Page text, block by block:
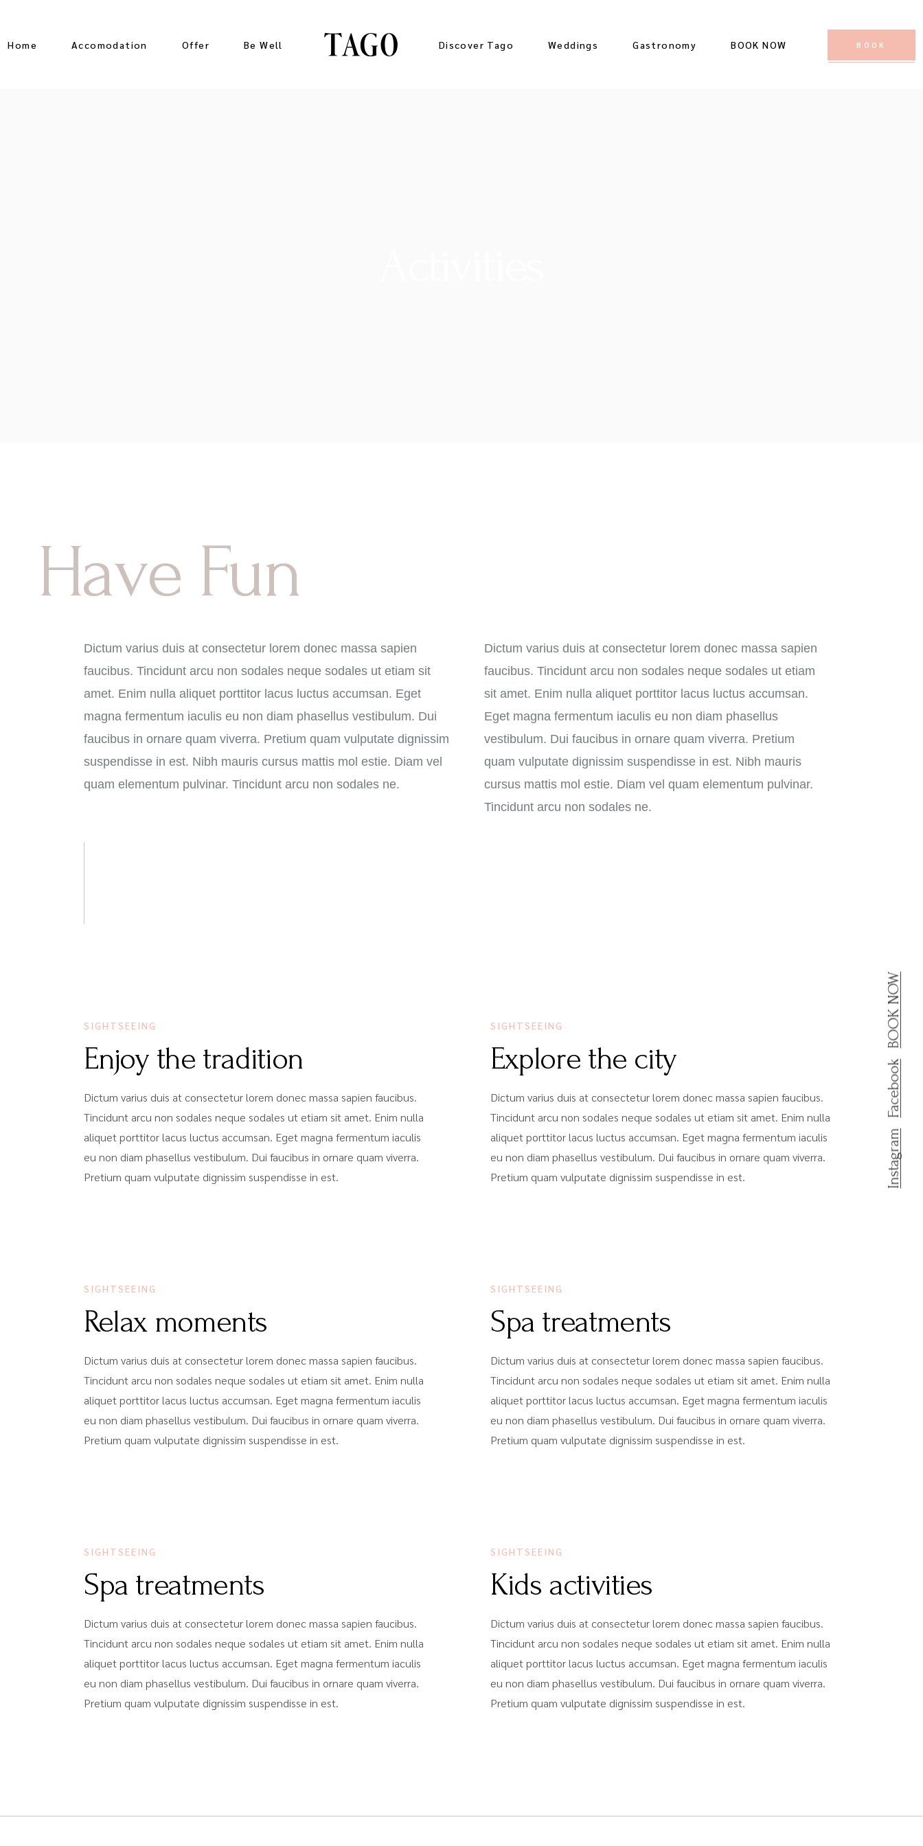
Home Accomodation Offer Be Well Discover Tago Weddings Gastronomy BOOK NOW BOOK
Have Fun
Dictum varius duis at consectetur lorem donec massa sapien
faucibus. Tincidunt arcu non sodales neque sodales ut etiam sit
amet. Enim nulla aliquet porttitor lacus luctus accumsan. Eget
magna fermentum iaculis eu non diam phasellus vestibulum. Dui
faucibus in ornare quam viverra. Pretium quam vulputate dignissim
suspendisse in est. Nibh mauris cursus mattis mol estie. Diam vel
quam elementum pulvinar. Tincidunt arcu non sodales ne.
Dictum varius duis at consectetur lorem donec massa sapien
faucibus. Tincidunt arcu non sodales neque sodales ut etiam
sit amet. Enim nulla aliquet porttitor lacus luctus accumsan.
Eget magna fermentum iaculis eu non diam phasellus
vestibulum. Dui faucibus in ornare quam viverra. Pretium
quam vulputate dignissim suspendisse in est. Nibh mauris
cursus mattis mol estie. Diam vel quam elementum pulvinar.
Tincidunt arcu non sodales ne.
SIGHTSEEING
Enjoy the tradition
Dictum varius duis at consectetur lorem donec massa sapien faucibus.
Tincidunt arcu non sodales neque sodales ut etiam sit amet. Enim nulla
aliquet porttitor lacus luctus accumsan. Eget magna fermentum iaculis
eu non diam phasellus vestibulum. Dui faucibus in ornare quam viverra.
Pretium quam vulputate dignissim suspendisse in est.
SIGHTSEEING
Explore the city
Dictum varius duis at consectetur lorem donec massa sapien faucibus.
Tincidunt arcu non sodales neque sodales ut etiam sit amet. Enim nulla
aliquet porttitor lacus luctus accumsan. Eget magna fermentum iaculis
eu non diam phasellus vestibulum. Dui faucibus in ornare quam viverra.
Pretium quam vulputate dignissim suspendisse in est.
SIGHTSEEING
Relax moments
Dictum varius duis at consectetur lorem donec massa sapien faucibus.
Tincidunt arcu non sodales neque sodales ut etiam sit amet. Enim nulla
aliquet porttitor lacus luctus accumsan. Eget magna fermentum iaculis
eu non diam phasellus vestibulum. Dui faucibus in ornare quam viverra.
Pretium quam vulputate dignissim suspendisse in est.
SIGHTSEEING
Spa treatments
Dictum varius duis at consectetur lorem donec massa sapien faucibus.
Tincidunt arcu non sodales neque sodales ut etiam sit amet. Enim nulla
aliquet porttitor lacus luctus accumsan. Eget magna fermentum iaculis
eu non diam phasellus vestibulum. Dui faucibus in ornare quam viverra.
Pretium quam vulputate dignissim suspendisse in est.
SIGHTSEEING
Spa treatments
Dictum varius duis at consectetur lorem donec massa sapien faucibus.
Tincidunt arcu non sodales neque sodales ut etiam sit amet. Enim nulla
aliquet porttitor lacus luctus accumsan. Eget magna fermentum iaculis
eu non diam phasellus vestibulum. Dui faucibus in ornare quam viverra.
Pretium quam vulputate dignissim suspendisse in est.
SIGHTSEEING
Kids activities
Dictum varius duis at consectetur lorem donec massa sapien faucibus.
Tincidunt arcu non sodales neque sodales ut etiam sit amet. Enim nulla
aliquet porttitor lacus luctus accumsan. Eget magna fermentum iaculis
eu non diam phasellus vestibulum. Dui faucibus in ornare quam viverra.
Pretium quam vulputate dignissim suspendisse in est.
Instagram
Facebook
BOOK NOW